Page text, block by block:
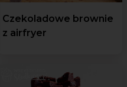
Czekoladowe brownie
z airfryer